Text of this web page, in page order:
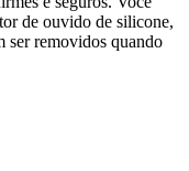
de ouvido de silicone,
ser removidos quando